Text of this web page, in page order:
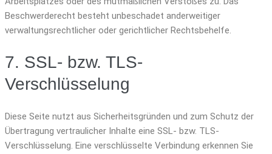
Beschwerderecht besteht unbeschadet anderweitiger
verwaltungsrechtlicher oder gerichtlicher Rechtsbehelfe.
7. SSL- bzw. TLS-
Verschlüsselung
Diese Seite nutzt aus Sicherheitsgründen und zum Schutz der
Übertragung vertraulicher Inhalte eine SSL- bzw. TLS-
Verschlüsselung. Eine verschlüsselte Verbindung erkennen Sie